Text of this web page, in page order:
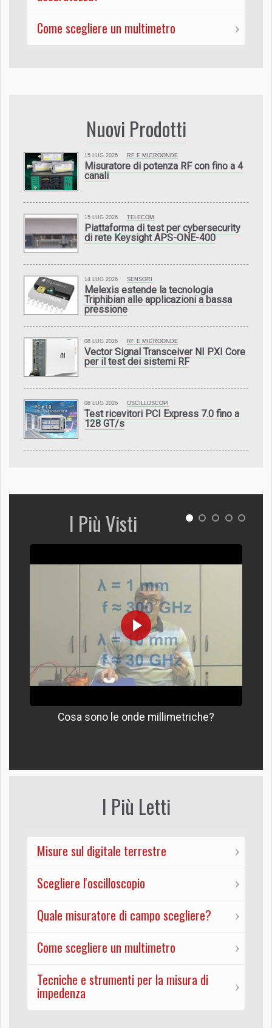
Come scegliere un multimetro
Nuovi Prodotti
15 LUG 2026 RF E MICROONDE
Misuratore di potenza RF con fino a 4
canali
15 LUG 2026 TELECOM
Piattaforma di test per cybersecurity
di rete Keysight APS-ONE-400
14 LUG 2026 SENSORI
Melexis estende la tecnologia
Triphibian alle applicazioni a bassa
pressione
08 LUG 2026 RF E MICROONDE
Vector Signal Transceiver NI PXI Core
per il test dei sistemi RF
08 LUG 2026 OSCILLOSCOPI
Test ricevitori PCI Express 7.0 fino a
128 GT/s
I Più Visti
Cosa sono le onde millimetriche?
I Più Letti
Misure sul digitale terrestre
Scegliere l'oscilloscopio
Quale misuratore di campo scegliere?
Come scegliere un multimetro
Tecniche e strumenti per la misura di
impedenza